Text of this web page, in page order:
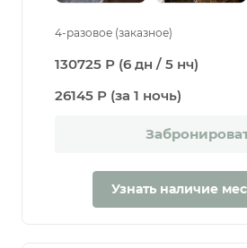
4-разовое (заказное)
130725 Р (6 дн / 5 нч)
26145 Р (за 1 ночь)
Узнать наличие